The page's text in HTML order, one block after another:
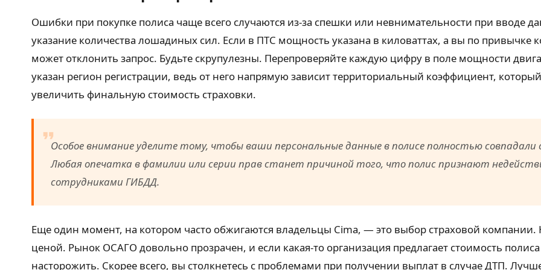
Ошибки при покупке полиса чаще всего случаются из-за спешки или невнимательности при вводе
указание количества лошадиных сил. Если в ПТС мощность указана в киловаттах, а вы по привычке
может отклонить запрос. Будьте скрупулезны. Перепроверяйте каждую цифру в поле мощности
указан регион регистрации, ведь от него напрямую зависит территориальный коэффициент,
увеличить финальную стоимость страховки.
Особое внимание уделите тому, чтобы ваши персональные данные в полисе полностью
Любая опечатка в фамилии или серии прав станет причиной того, что полис признают
сотрудниками ГИБДД.
Еще один момент, на котором часто обжигаются владельцы Cima, — это выбор страховой компании.
ценой. Рынок ОСАГО довольно прозрачен, и если какая-то организация предлагает стоимость
насторожить. Скорее всего, вы столкнетесь с проблемами при получении выплат в случае ДТП.